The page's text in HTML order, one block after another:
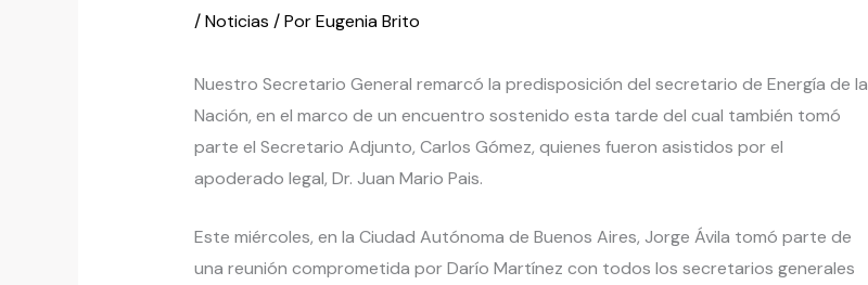
/Noticias / PorEugenia Brito
Nuestro Secretario General remarcó la predisposición del secretario de Energía de la
Nación, en el marco de un encuentro sostenido esta tarde del cual también tomó
parte el Secretario Adjunto, Carlos Gómez, quienes fueron asistidos por el
apoderado legal, Dr. Juan Mario Pais.
Este miércoles, en la Ciudad Autónoma de Buenos Aires, Jorge Ávila tomó parte de
una reunión comprometida por Darío Martínez con todos los secretarios generales